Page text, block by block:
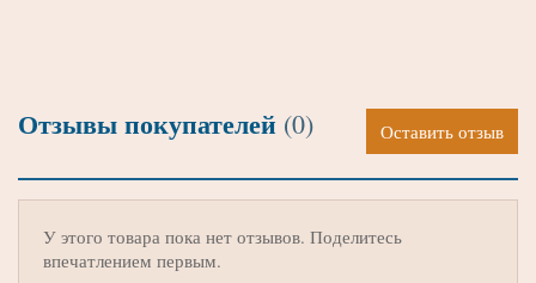
Отзывы покупателей (0) Оставить отзыв
У этого товара пока нет отзывов. Поделитесь
впечатлением первым.